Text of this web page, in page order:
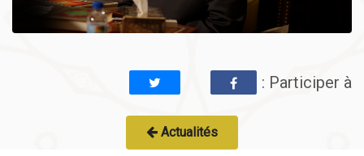
: Participer à
Actualités